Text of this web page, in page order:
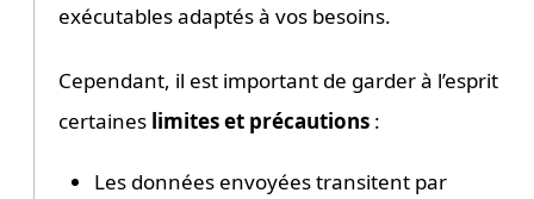
exécutables adaptés à vos besoins.
Cependant, il est important de garder à l’esprit
certaines limites et précautions :
Les données envoyées transitent par